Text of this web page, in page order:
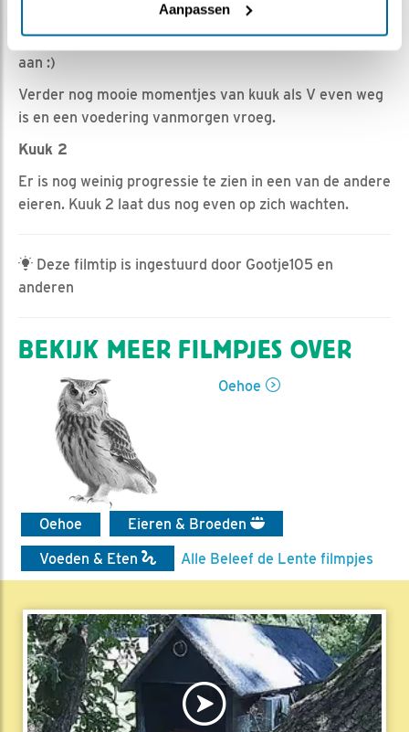
Aanpassen
Alleen van hetvoedingsadviestrekt hij zich nog weinig
aan :)
Verder nog mooie momentjes van kuuk als V even weg
is en een voedering vanmorgen vroeg.
Kuuk 2
Er is nog weinig progressie te zien in een van de andere
eieren. Kuuk 2 laat dus nog even op zich wachten.
Deze filmtip is ingestuurd door Gootje105 en
anderen
BEKIJK MEER FILMPJES OVER
Oehoe
Oehoe
Eieren & Broeden
Voeden & Eten
Alle Beleef de Lente filmpjes